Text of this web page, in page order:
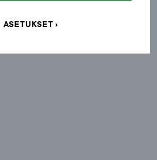
ASETUKSET